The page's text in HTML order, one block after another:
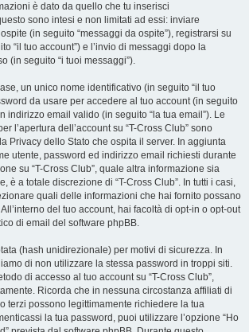
è dato da quello che tu inserisci
sono intesi e non limitati ad essi: inviare
(in seguito “messaggi da ospite”), registrarsi su
“il tuo account”) e l’invio di messaggi dopo la
(in seguito “i tuoi messaggi”).
un unico nome identificativo (in seguito “il tuo
da usare per accedere al tuo account (in seguito
indirizzo email valido (in seguito “la tua email”). Le
l’apertura dell’account su “T-Cross Club” sono
Privacy dello Stato che ospita il server. In aggiunta
utente, password ed indirizzo email richiesti durante
su “T-Cross Club”, quale altra informazione sia
è a totale discrezione di “T-Cross Club”. In tutti i casi,
quali delle informazioni che hai fornito possano
del tuo account, hai facoltà di opt-in o opt-out
di email del software phpBB.
(hash unidirezionale) per motivi di sicurezza. In
di non utilizzare la stessa password in troppi siti.
di accesso al tuo account su “T-Cross Club”,
Ricorda che in nessuna circostanza affiliati di
o terzi possono legittimamente richiedere la tua
la tua password, puoi utilizzare l’opzione “Ho